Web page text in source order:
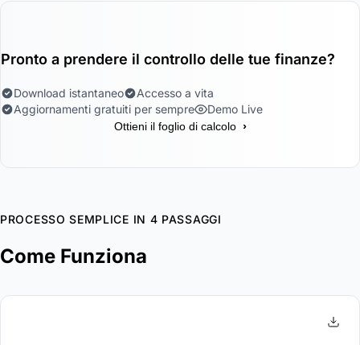
Pronto a prendere il controllo delle tue finanze?
Download istantaneo
Accesso a vita
Aggiornamenti gratuiti per sempre
Demo Live
Ottieni il foglio di calcolo ›
PROCESSO SEMPLICE IN 4 PASSAGGI
Come Funziona